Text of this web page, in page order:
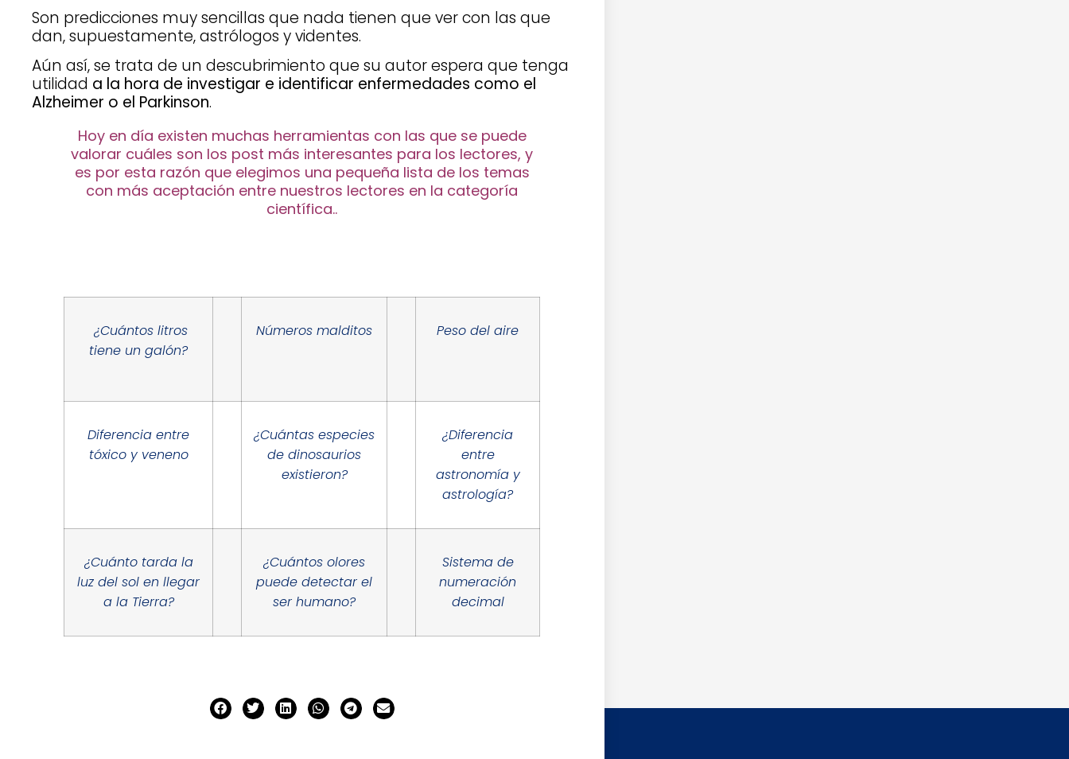
Son predicciones muy sencillas que nada tienen que ver con las que
dan, supuestamente, astrólogos y videntes.
Aún así, se trata de un descubrimiento que su autor espera que tenga
utilidad a la hora de investigar e identificar enfermedades como el
Alzheimer o el Parkinson.
Hoy en día existen muchas herramientas con las que se puede
valorar cuáles son los post más interesantes para los lectores, y
es por esta razón que elegimos una pequeña lista de los temas
con más aceptación entre nuestros lectores en la categoría
científica..
¿Cuántos litros
tiene un galón?
Números malditos Peso del aire
Diferencia entre
tóxico y veneno
¿Cuántas especies
de dinosaurios
existieron?
¿Diferencia
entre
astronomía y
astrología?
¿Cuánto tarda la
luz del sol en llegar
a la Tierra?
¿Cuántos olores
puede detectar el
ser humano?
Sistema de
numeración
decimal